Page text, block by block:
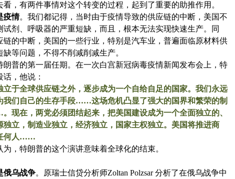
有两件事情对这个转变的过程，起到了重要的助推作用。
疫情。我们都记得，当时由于疫情导致的供应链的中断，美国不
试剂、呼吸器的严重短缺，而且，根本无法实现快速生产。同
链的中断，美国的一些行业，特别是汽车业，普遍面临原材料供
等问题，不得不削减削减生产。
的第一届任期。在一次白宫新冠病毒疫情新闻发布会上，特
，他说：
立于全球供应链之外，逐步成为一个自给自足的国家。我们永远
我们自己的生存手段……这场危机凸显了强大的国界和繁荣的制
现在，两党必须团结起来，把美国建设成为一个全面独立的、
独立，制造业独立，经济独立，国家主权独立。美国将推进商
何人……
特朗普的这个演讲意味着全球化的结束。
俄乌战争。原瑞士信贷分析师Zoltan Polzsar 分析了在俄乌战争中